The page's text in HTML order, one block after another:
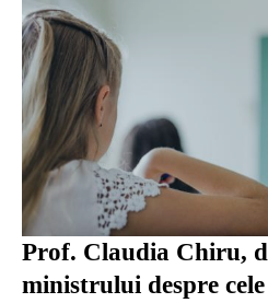
Prof. Claudia Chiru,
ministrului despre